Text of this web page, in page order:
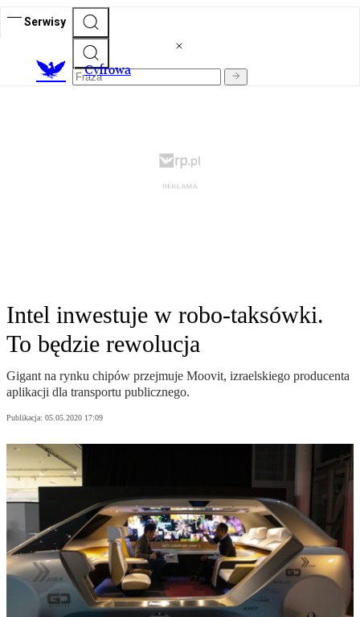
Serwisy
Cyfrowa
Intel inwestuje w robo-taksówki.
To będzie rewolucja
Gigant na rynku chipów przejmuje Moovit, izraelskiego producenta
aplikacji dla transportu publicznego.
Publikacja: 05.05.2020 17:09